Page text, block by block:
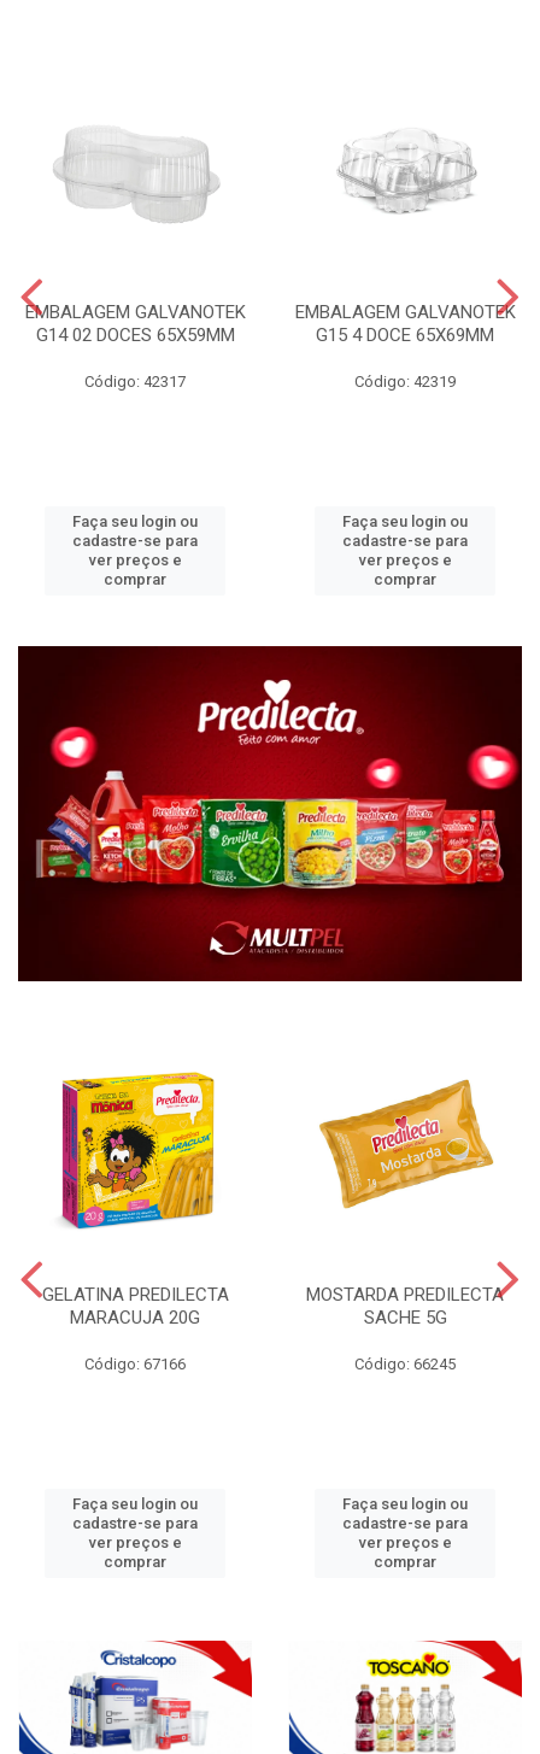
EMBALAGEM GALVANOTEK
G14 02 DOCES 65X59MM
Código: 42317
Faça seu login ou
cadastre-se para
ver preços e
comprar
EMBALAGEM GALVANOTEK
G15 4 DOCE 65X69MM
Código: 42319
Faça seu login ou
cadastre-se para
ver preços e
comprar
GELATINA PREDILECTA
MARACUJA 20G
Código: 67166
Faça seu login ou
cadastre-se para
ver preços e
comprar
MOSTARDA PREDILECTA
SACHE 5G
Código: 66245
Faça seu login ou
cadastre-se para
ver preços e
comprar